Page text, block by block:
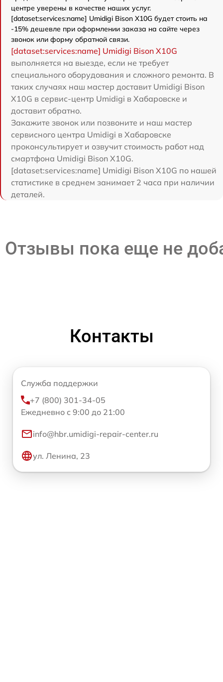
центре уверены в качестве наших услуг.
[dataset:services:name] Umidigi Bison X10G будет стоить на
-15% дешевле при оформлении заказа на сайте через
звонок или форму обратной связи.
[dataset:services:name] Umidigi Bison X10G
выполняется на выезде, если не требует
специального оборудования и сложного ремонта. В
таких случаях наш мастер доставит Umidigi Bison
X10G в сервис-центр Umidigi в Хабаровске и
доставит обратно.
Закажите звонок или позвоните и наш мастер
сервисного центра Umidigi в Хабаровске
проконсультирует и озвучит стоимость работ над
смартфона Umidigi Bison X10G.
[dataset:services:name] Umidigi Bison X10G по нашей
статистике в среднем занимает 2 часа при наличии
деталей.
Отзывы пока еще не
Контакты
Служба поддержки
+7 (800) 301-34-05
Ежедневно с 9:00 до 21:00
info@hbr.umidigi-repair-center.ru
ул. Ленина, 23